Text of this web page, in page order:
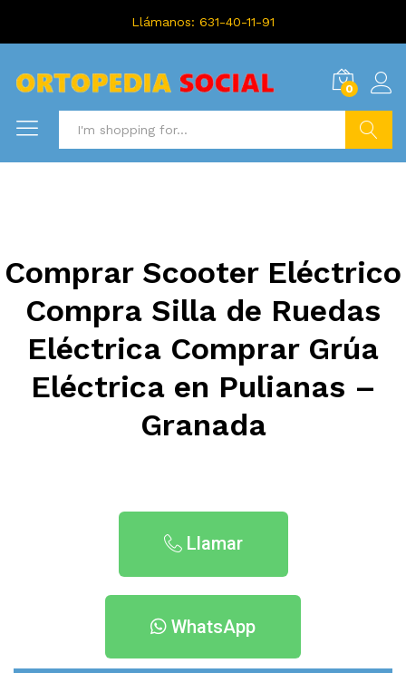
Llámanos: 631-40-11-91
0
Comprar Scooter Eléctrico
Compra Silla de Ruedas
Eléctrica Comprar Grúa
Eléctrica en Pulianas –
Granada
Llamar
WhatsApp